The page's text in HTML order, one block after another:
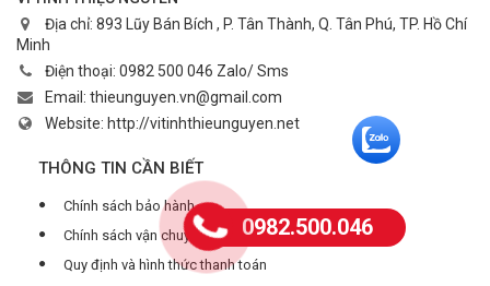
Địa chỉ: 893 Lũy Bán Bích , P. Tân Thành, Q. Tân Phú, TP. Hồ Chí
Minh
Điện thoại: 0982 500 046 Zalo/ Sms
Email: thieunguyen.vn@gmail.com
Website: http://vitinhthieunguyen.net
THÔNG TIN CẦN BIẾT
Chính sách bảo hành
Chính sách vận chuyển
Quy định và hình thức thanh toán
0982.500.046